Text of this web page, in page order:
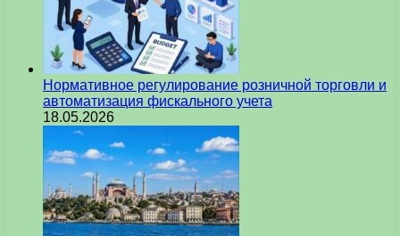
Нормативное регулирование розничной торговли и
автоматизация фискального учета
18.05.2026